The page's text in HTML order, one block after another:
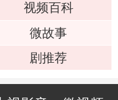
视频百科
微故事
剧推荐